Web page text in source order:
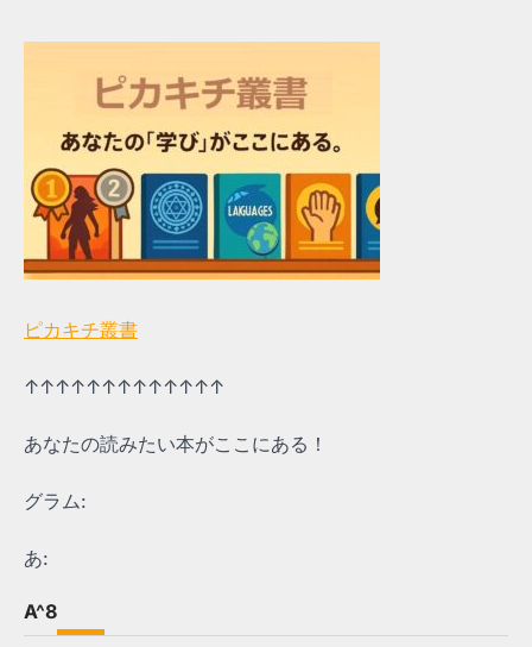
ピカキチ叢書
↑↑↑↑↑↑↑↑↑↑↑↑↑
あなたの読みたい本がここにある！
グラム:
あ:
A^8